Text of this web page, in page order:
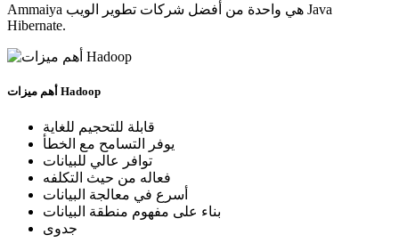
Ammaiya هي واحدة من أفضل شركات تطوير الويب Java
Hibernate.
أهم ميزات Hadoop
قابلة للتحجيم للغاية
يوفر التسامح مع الخطأ
توافر عالي للبيانات
فعاله من حيث التكلفه
أسرع في معالجة البيانات
بناء على مفهوم منطقة البيانات
جدوى